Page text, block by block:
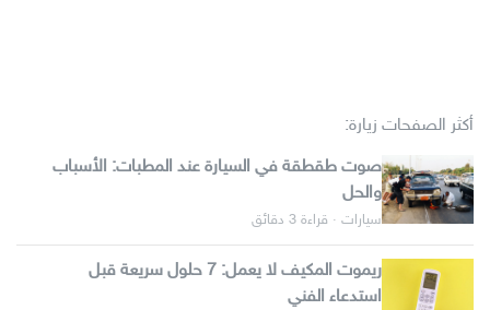
أكثر الصفحات زيارة:
صوت طقطقة في السيارة عند المطبات: الأسباب
والحل
سيارات · قراءة 3 دقائق
ريموت المكيف لا يعمل: 7 حلول سريعة قبل
استدعاء الفني